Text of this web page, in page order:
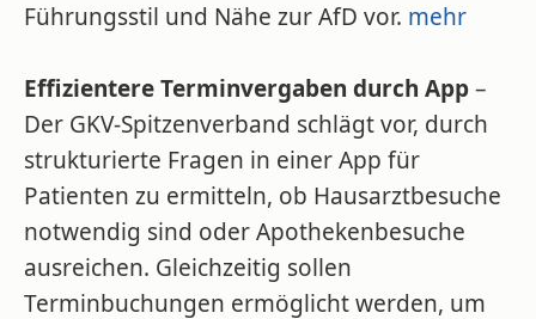
Führungsstil und Nähe zur AfD vor. mehr
Effizientere Terminvergaben durch App–
Der GKV-Spitzenverband schlägt vor, durch
strukturierte Fragen in einer App für
Patienten zu ermitteln, ob Hausarztbesuche
notwendig sind oder Apothekenbesuche
ausreichen. Gleichzeitig sollen
Terminbuchungen ermöglicht werden, um